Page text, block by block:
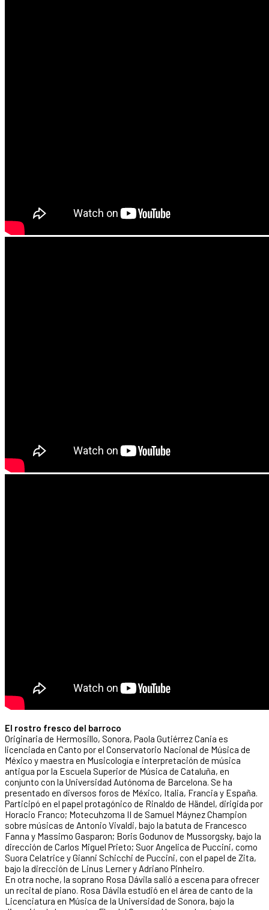
El rostro fresco del barroco
Originaria de Hermosillo, Sonora, Paola Gutiérrez Cania es
licenciada en Canto por el Conservatorio Nacional de Música de
México y maestra en Musicología e interpretación de música
antigua por la Escuela Superior de Música de Cataluña, en
conjunto con la Universidad Autónoma de Barcelona. Se ha
presentado en diversos foros de México, Italia, Francia y España.
Participó en el papel protagónico de Rinaldo de Händel, dirigida por
Horacio Franco; Motecuhzoma II de Samuel Máynez Champion
sobre músicas de Antonio Vivaldi, bajo la batuta de Francesco
Fanna y Massimo Gasparon; Boris Godunov de Mussorgsky, bajo la
dirección de Carlos Miguel Prieto; Suor Angelica de Puccini, como
Suora Celatrice y Gianni Schicchi de Puccini, con el papel de Zita,
bajo la dirección de Linus Lerner y Adriano Pinheiro.
En otra noche, la soprano Rosa Dávila salió a escena para ofrecer
un recital de piano. Rosa Dávila estudió en el área de canto de la
Licenciatura en Música de la Universidad de Sonora, bajo la